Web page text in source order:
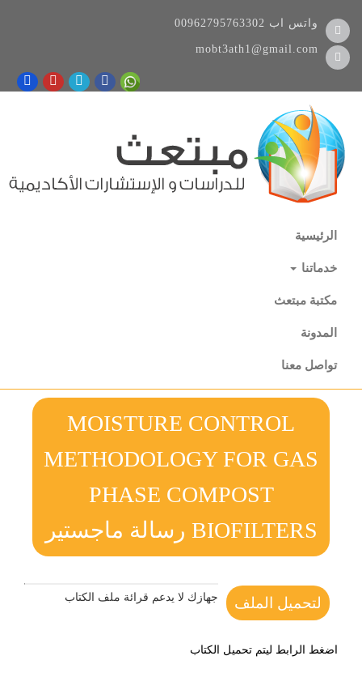
00962795763302 واتس اب
mobt3ath1@gmail.com
الرئيسية
خدماتنا
مكتبة مبتعث
المدونة
تواصل معنا
MOISTURE CONTROL
METHODOLOGY FOR GAS
PHASE COMPOST
BIOFILTERS رسالة ماجستير
لتحميل الملف جهازك لا يدعم قرائة ملف الكتاب
اضغط الرابط ليتم تحميل الكتاب